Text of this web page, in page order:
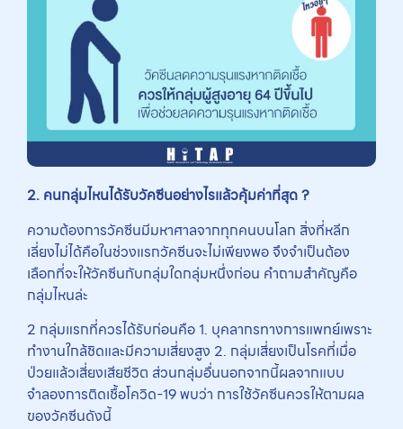
2. คนกลุ่มไหนได้รับวัคซีนอย่างไรแล้วคุ้มค่าที่สุด ?
ความต้องการวัคซีนมีมหาศาลจากทุกคนบนโลก สิ่งที่หลีก
เลี่ยงไม่ได้คือในช่วงแรกวัคซีนจะไม่เพียงพอ จึงจำเป็นต้อง
เลือกที่จะให้วัคซีนกับกลุ่มใดกลุ่มหนึ่งก่อน คำถามสำคัญคือ
กลุ่มไหนล่ะ
2 กลุ่มแรกที่ควรได้รับก่อนคือ 1. บุคลากรทางการแพทย์เพราะ
ทำงานใกล้ชิดและมีความเสี่ยงสูง 2. กลุ่มเสี่ยงเป็นโรคที่เมื่อ
ป่วยแล้วเสี่ยงเสียชีวิต ส่วนกลุ่มอื่นนอกจากนี้ผลจากแบบ
จำลองการติดเชื้อโควิด-19 พบว่า การใช้วัคซีนควรให้ตามผล
ของวัคซีนดังนี้